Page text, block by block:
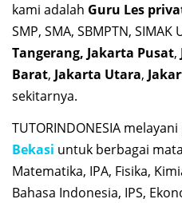
kami adalah Guru Les
SMP, SMA, SBMPTN, SIMAK
Tangerang, Jakarta Pusat,
Barat, Jakarta Utara,
sekitarnya.
TUTORINDONESIA
Bekasi untuk berbagai
Matematika, IPA, Fisika,
Bahasa Indonesia, IPS,